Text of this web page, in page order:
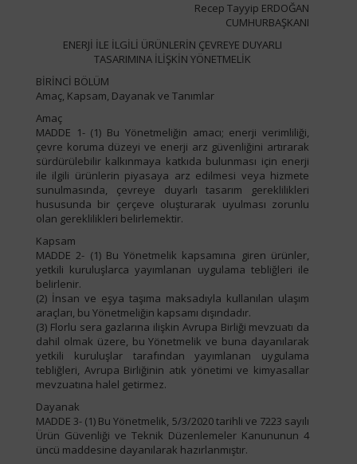
Recep Tayyip ERDOĞAN
CUMHURBAŞKANI
ENERJİ İLE İLGİLİ ÜRÜNLERİN ÇEVREYE DUYARLI
TASARIMINA İLİŞKİN YÖNETMELİK
BİRİNCİ BÖLÜM
Amaç, Kapsam, Dayanak ve Tanımlar
Amaç
MADDE 1- (1) Bu Yönetmeliğin amacı; enerji verimliliği,
çevre koruma düzeyi ve enerji arz güvenliğini artırarak
sürdürülebilir kalkınmaya katkıda bulunması için enerji
ile ilgili ürünlerin piyasaya arz edilmesi veya hizmete
sunulmasında, çevreye duyarlı tasarım gereklilikleri
hususunda bir çerçeve oluşturarak uyulması zorunlu
olan gereklilikleri belirlemektir.
Kapsam
MADDE 2- (1) Bu Yönetmelik kapsamına giren ürünler,
yetkili kuruluşlarca yayımlanan uygulama tebliğleri ile
belirlenir.
(2) İnsan ve eşya taşıma maksadıyla kullanılan ulaşım
araçları, bu Yönetmeliğin kapsamı dışındadır.
(3) Florlu sera gazlarına ilişkin Avrupa Birliği mevzuatı da
dahil olmak üzere, bu Yönetmelik ve buna dayanılarak
yetkili kuruluşlar tarafından yayımlanan uygulama
tebliğleri, Avrupa Birliğinin atık yönetimi ve kimyasallar
mevzuatına halel getirmez.
Dayanak
MADDE 3- (1) Bu Yönetmelik, 5/3/2020 tarihli ve 7223 sayılı
Ürün Güvenliği ve Teknik Düzenlemeler Kanununun 4
üncü maddesine dayanılarak hazırlanmıştır.